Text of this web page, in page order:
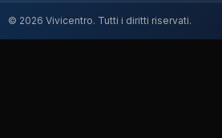
© 2026 Vivicentro. Tutti i diritti riservati.